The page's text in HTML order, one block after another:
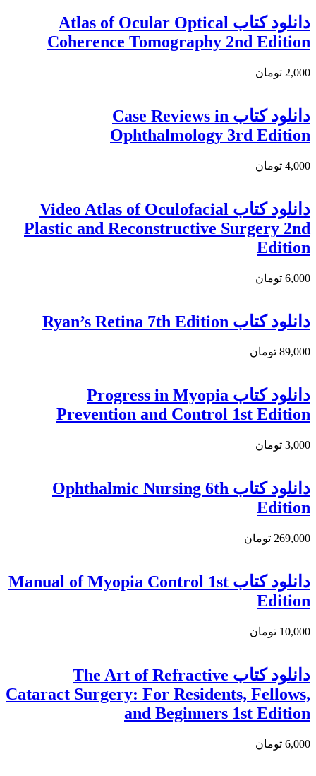
دانلود كتاب Atlas of Ocular Optical
Coherence Tomography 2nd Edition
2,000 تومان
دانلود كتاب Case Reviews in
Ophthalmology 3rd Edition
4,000 تومان
دانلود کتاب Video Atlas of Oculofacial
Plastic and Reconstructive Surgery 2nd
Edition
6,000 تومان
دانلود كتاب Ryan’s Retina 7th Edition
89,000 تومان
دانلود کتاب Progress in Myopia
Prevention and Control 1st Edition
3,000 تومان
دانلود کتاب Ophthalmic Nursing 6th
Edition
269,000 تومان
دانلود کتاب Manual of Myopia Control 1st
Edition
10,000 تومان
دانلود کتاب The Art of Refractive
Cataract Surgery: For Residents, Fellows,
and Beginners 1st Edition
6,000 تومان